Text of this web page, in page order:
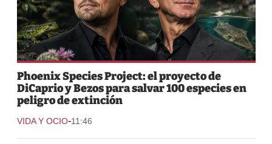
Phoenix Species Project: el proyecto de
DiCaprio y Bezos para salvar 100 especies en
peligro de extinción
VIDA Y OCIO-11:46